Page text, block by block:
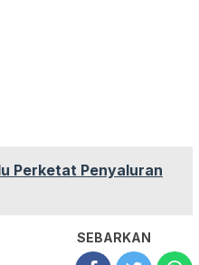
Perketat Penyaluran
SEBARKAN